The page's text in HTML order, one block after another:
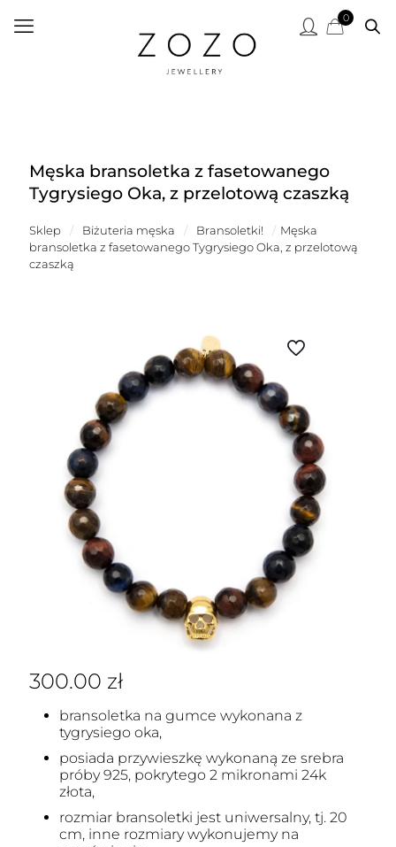
0
Męska bransoletka z fasetowanego
Tygrysiego Oka, z przelotową czaszką
Sklep / Biżuteria męska / Bransoletki! / Męska
bransoletka z fasetowanego Tygrysiego Oka, z przelotową
czaszką
300.00 zł
bransoletka na gumce wykonana z
tygrysiego oka,
posiada przywieszkę wykonaną ze srebra
próby 925, pokrytego 2 mikronami 24k
złota,
rozmiar bransoletki jest uniwersalny, tj. 20
cm, inne rozmiary wykonujemy na